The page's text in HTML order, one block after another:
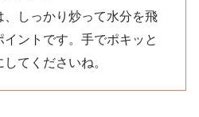
しっかり炒って水分を飛
ントです。手でポキッと
てくださいね。